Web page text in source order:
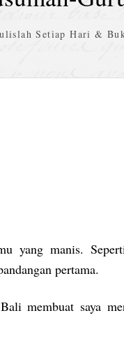
Setiap Hari &
yang manis.
pertama.
membuat saya